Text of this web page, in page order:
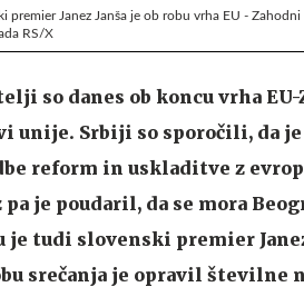
premier Janez Janša je ob robu vrha EU -
RS/X
so danes ob koncu vrha
unije. Srbiji so sporočili, da
reform in uskladitve z
pa je poudaril, da se mora
je tudi slovenski premier
srečanja je opravil